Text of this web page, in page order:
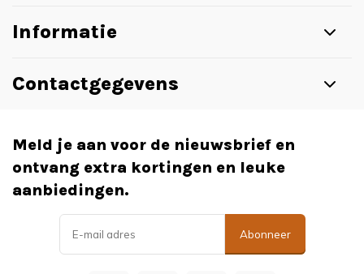
Informatie
Contactgegevens
Meld je aan voor de nieuwsbrief en
ontvang extra kortingen en leuke
aanbiedingen.
Abonneer